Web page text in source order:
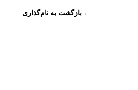
← بازگشت به نام‌گذاری